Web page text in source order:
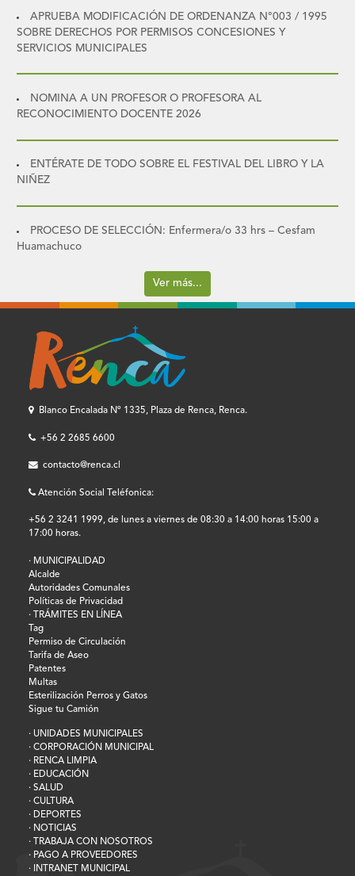
APRUEBA MODIFICACIÓN DE ORDENANZA N°003 / 1995
SOBRE DERECHOS POR PERMISOS CONCESIONES Y
SERVICIOS MUNICIPALES
NOMINA A UN PROFESOR O PROFESORA AL
RECONOCIMIENTO DOCENTE 2026
ENTÉRATE DE TODO SOBRE EL FESTIVAL DEL LIBRO Y LA
NIÑEZ
PROCESO DE SELECCIÓN: Enfermera/o 33 hrs – Cesfam
Huamachuco
Ver más...
Blanco Encalada Nº 1335, Plaza de Renca, Renca.
+56 2 2685 6600
contacto@renca.cl
Atención Social Teléfonica:
+56 2 3241 1999, de lunes a viernes de 08:30 a 14:00 horas 15:00 a
17:00 horas.
· MUNICIPALIDAD
Alcalde
Autoridades Comunales
Políticas de Privacidad
· TRÁMITES EN LÍNEA
Tag
Permiso de Circulación
Tarifa de Aseo
Patentes
Multas
Esterilización Perros y Gatos
Sigue tu Camión
· UNIDADES MUNICIPALES
· CORPORACIÓN MUNICIPAL
· RENCA LIMPIA
· EDUCACIÓN
· SALUD
· CULTURA
· DEPORTES
· NOTICIAS
· TRABAJA CON NOSOTROS
· PAGO A PROVEEDORES
· INTRANET MUNICIPAL